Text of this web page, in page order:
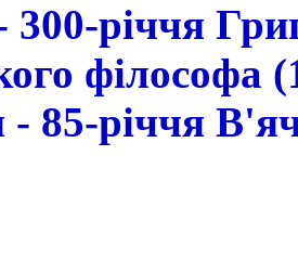
300-річчя
філософа
- 85-річчя